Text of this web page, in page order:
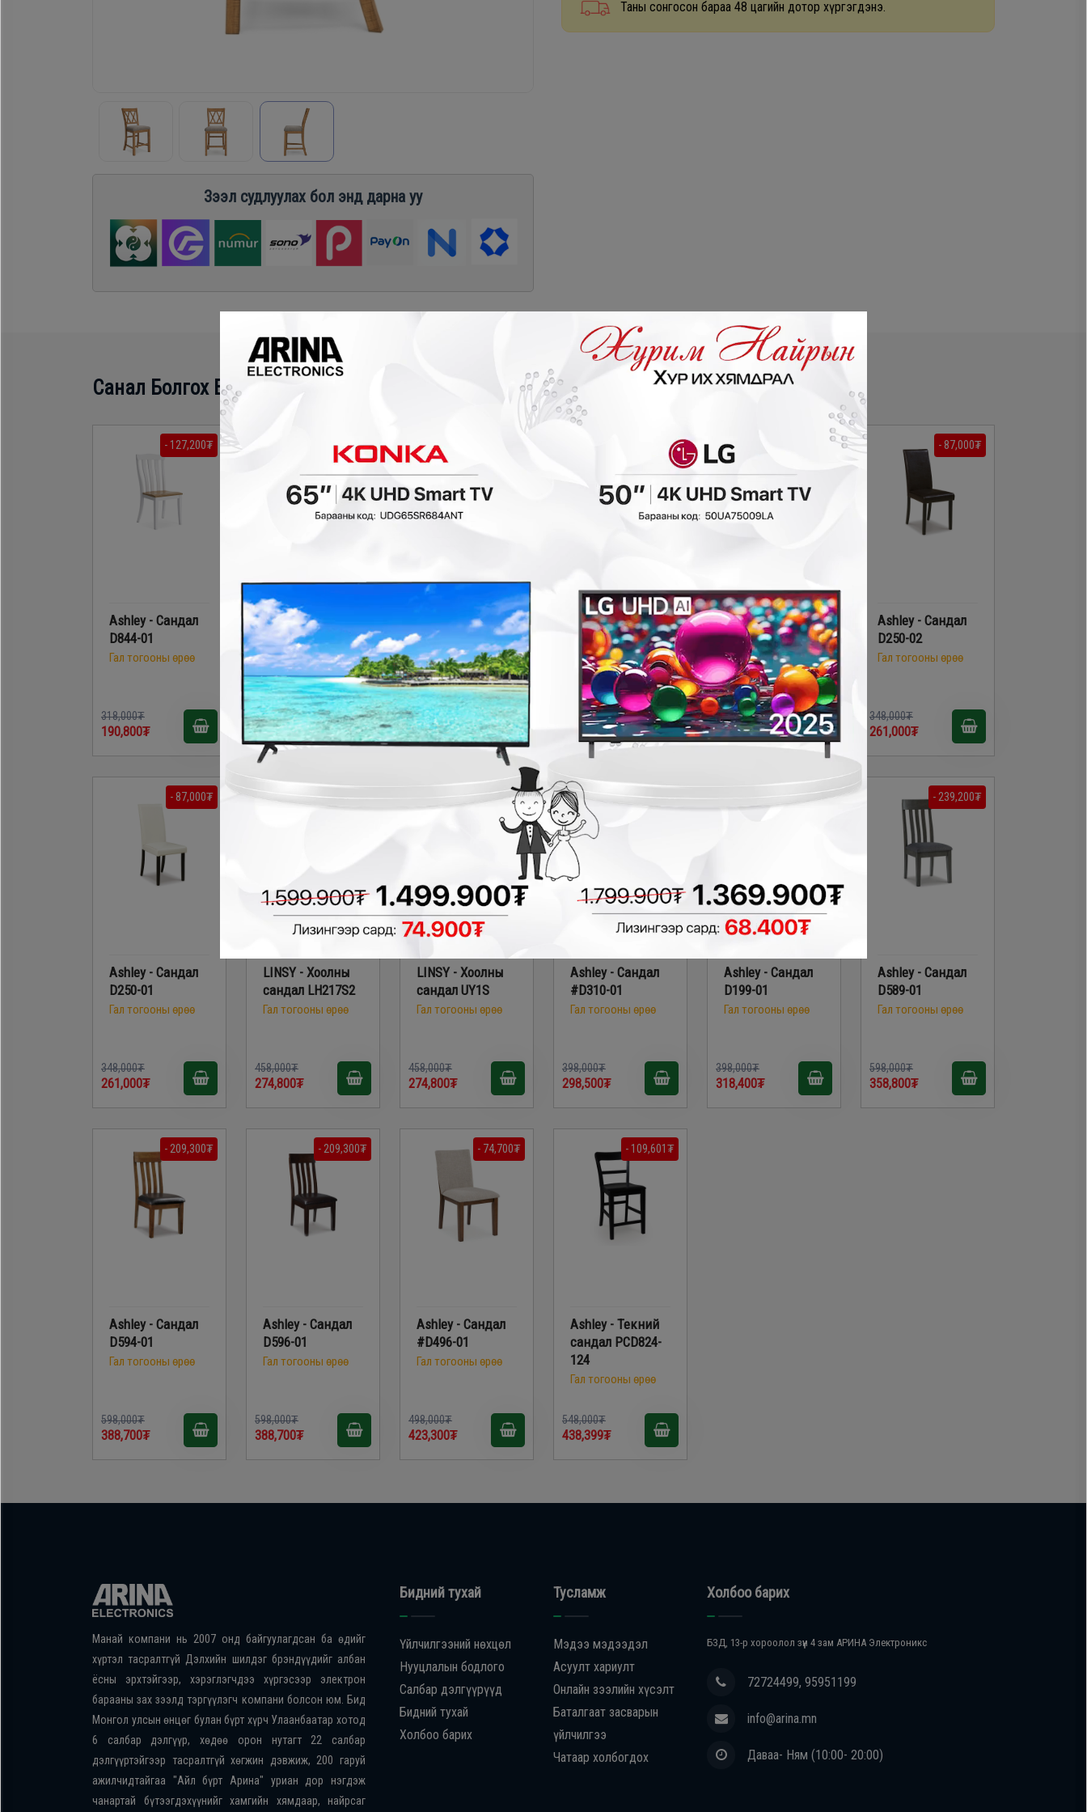
Зээл судлуулах бол энд дарна уу
Таны сонгосон бараа 48 цагийн дотор хүргэгдэнэ.
Санал Болгох Бүтээгдэхүүн
- 127,200₮
Ashley - Сандал
D844-01
Гал тогооны өрөө
318,000₮
190,800₮
- 121,800₮
Ashley - Сандал
D580-02
Гал тогооны өрөө
348,000₮
226,200₮
Ashley - Сандал
D583-02
Гал тогооны өрөө
348,000₮
226,200₮
- 135,800₮
LINSY - Хоолны
сандал LS531S4
Гал тогооны өрөө
388,000₮
252,200₮
LINSY - Хоолны
сандал HB3S
Гал тогооны өрөө
388,000₮
252,200₮
- 87,000₮
Ashley - Сандал
D250-02
Гал тогооны өрөө
348,000₮
261,000₮
- 87,000₮
Ashley - Сандал
D250-01
Гал тогооны өрөө
348,000₮
261,000₮
- 183,200₮
LINSY - Хоолны
сандал LH217S2
Гал тогооны өрөө
458,000₮
274,800₮
- 183,200₮
LINSY - Хоолны
сандал UY1S
Гал тогооны өрөө
458,000₮
274,800₮
- 99,500₮
Ashley - Сандал
#D310-01
Гал тогооны өрөө
398,000₮
298,500₮
- 79,600₮
Ashley - Сандал
D199-01
Гал тогооны өрөө
398,000₮
318,400₮
- 239,200₮
Ashley - Сандал
D589-01
Гал тогооны өрөө
598,000₮
358,800₮
- 209,300₮
Ashley - Сандал
D594-01
Гал тогооны өрөө
598,000₮
388,700₮
- 209,300₮
Ashley - Сандал
D596-01
Гал тогооны өрөө
598,000₮
388,700₮
- 74,700₮
Ashley - Сандал
#D496-01
Гал тогооны өрөө
498,000₮
423,300₮
- 109,601₮
Ashley - Текний
сандал PCD824-
124
Гал тогооны өрөө
548,000₮
438,399₮
Манай компани нь 2007 онд байгуулагдсан ба өдийг
хүртэл тасралтгүй Дэлхийн шилдэг брэндүүдийг албан
ёсны эрхтэйгээр, хэрэглэгчдээ хүргэсээр электрон
барааны зах зээлд тэргүүлэгч компани болсон юм. Бид
Монгол улсын өнцөг булан бүрт хүрч Улаанбаатар хотод
6 салбар дэлгүүр, хөдөө орон нутагт 22 салбар
дэлгүүртэйгээр тасралтгүй хөгжин дэвжиж, 200 гаруй
ажилчидтайгаа "Айл бүрт Арина" уриан дор нэгдэж
чанартай бүтээгдэхүүнийг хамгийн хямдаар, найрсаг
Бидний тухай
Үйлчилгээний нөхцөл
Нууцлалын бодлого
Салбар дэлгүүрүүд
Бидний тухай
Холбоо барих
Тусламж
Мэдээ мэдээдэл
Асуулт хариулт
Онлайн зээлийн хүсэлт
Баталгаат засварын
үйлчилгээ
Чатаар холбогдох
Холбоо барих
БЗД, 13-р хороолол зүүн 4 зам АРИНА Электроникс
72724499, 95951199
info@arina.mn
Даваа- Ням (10:00- 20:00)